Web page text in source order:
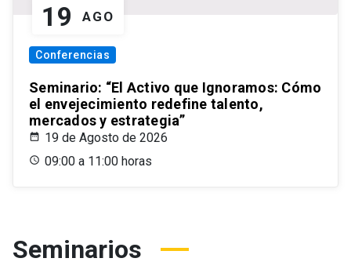
19 AGO
Conferencias
Seminario: “El Activo que Ignoramos: Cómo
el envejecimiento redefine talento,
mercados y estrategia”
19 de Agosto de 2026
09:00 a 11:00 horas
Seminarios